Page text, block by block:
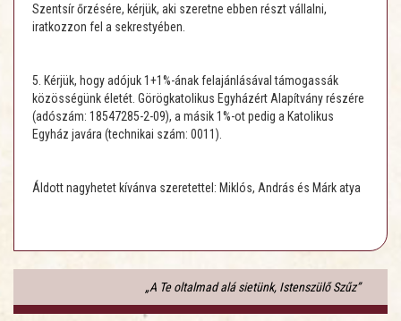
Szentsír őrzésére, kérjük, aki szeretne ebben részt vállalni,
iratkozzon fel a sekrestyében.
5. Kérjük, hogy adójuk 1+1%-ának felajánlásával támogassák
közösségünk életét. Görögkatolikus Egyházért Alapítvány részére
(adószám: 18547285-2-09), a másik 1%-ot pedig a Katolikus
Egyház javára (technikai szám: 0011).
Áldott nagyhetet kívánva szeretettel: Miklós, András és Márk atya
„A Te oltalmad alá sietünk, Istenszülő Szűz”